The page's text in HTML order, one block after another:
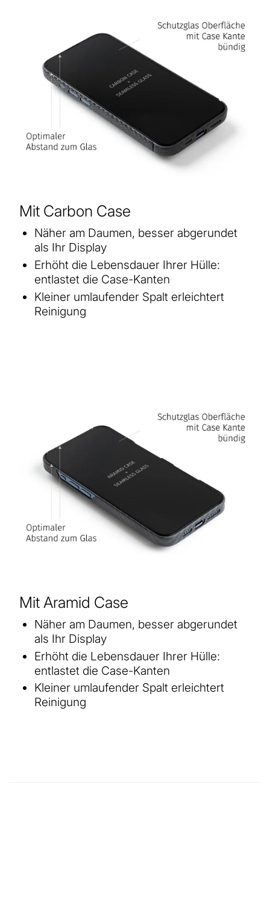
Mit Carbon Case
Näher am Daumen, besser abgerundet
als Ihr Display
Erhöht die Lebensdauer Ihrer Hülle:
entlastet die Case-Kanten
Kleiner umlaufender Spalt erleichtert
Reinigung
Mit Aramid Case
Näher am Daumen, besser abgerundet
als Ihr Display
Erhöht die Lebensdauer Ihrer Hülle:
entlastet die Case-Kanten
Kleiner umlaufender Spalt erleichtert
Reinigung